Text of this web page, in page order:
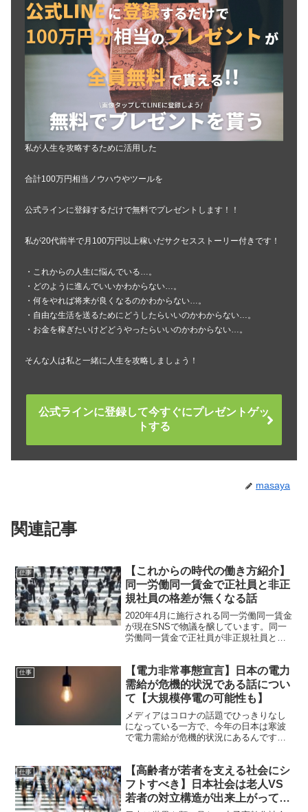
私が人生を攻略するために活用した
合計100万円相当ノウハウやツールを
公式ラインに登録するだけで無料でプレゼントします！！
私が20代前半で月100万円以上稼いだサクセスストーリー付きです！
・これからの人生に悩んでいる…。
・どのように進んでいいかわからない…。
・何をやれば将来が良くなるのかわからない…。
・自由な生活を送るためにどうしたらいいのかわからない…。
・お金を稼ぎたいけどどうやったらいいのかわからない…。
そんな人は私と一緒に人生を攻略しましょう！
公式ラインに登録して今すぐにプレゼントゲッ
トする
masaya
関連記事
仕事
【これからの時代の働き方紹介】
同一労働同一賃金で正社員と非正
規社員の格差が無くなる話
2020年4月に施行される同一労働同一賃金
が現在SNSで物議を醸しています。同一
労働同一賃金で正社員が非正規社員と同
れからの時代の働き方のポイントをご紹
介していきます。
仕事
【電力非常事態宣言】日本の電力
需給が危機的状況である話につい
て【大規模停電の可能性も】
メディアはコロナの話題でひっきりなし
になっている一方で、今年の日本は寒波
で電力需給が危機的状況にあるんです
需給が危機的状況である話についてご紹
介します。
仕事
【高齢者が若者を支える社会にシ
フトすべき】日本社会は老人VS
若者の対立構造が出来上がってい